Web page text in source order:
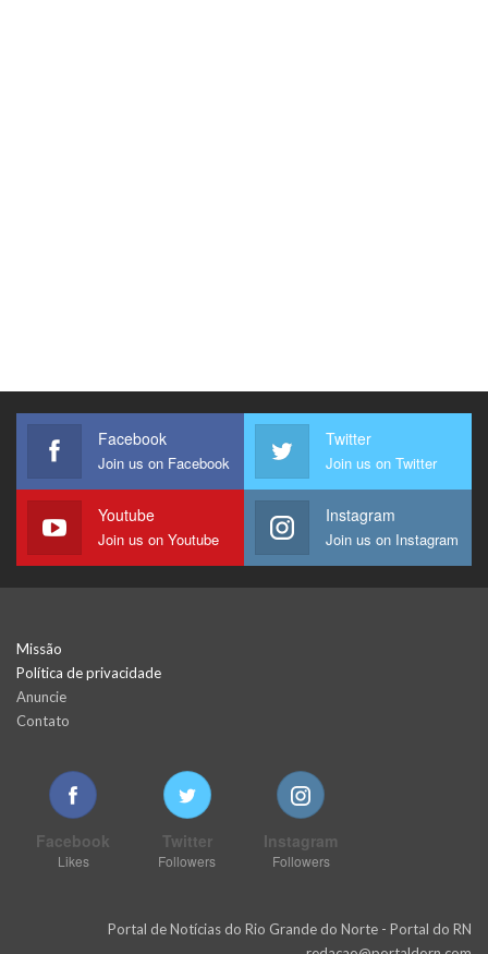
Facebook
Join us on Facebook
Twitter
Join us on Twitter
Youtube
Join us on Youtube
Instagram
Join us on Instagram
Missão
Política de privacidade
Anuncie
Contato
Facebook
Likes
Twitter
Followers
Instagram
Followers
Portal de Notícias do Rio Grande do Norte - Portal do RN